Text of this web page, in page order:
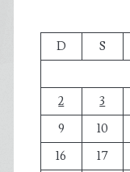
D
S
2
3
9
10
16
17